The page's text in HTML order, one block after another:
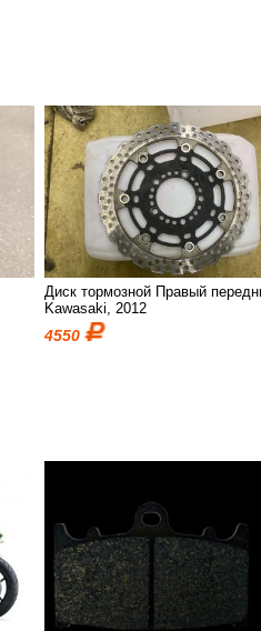
Диск тормозной Правый
Kawasaki, 2012
4550